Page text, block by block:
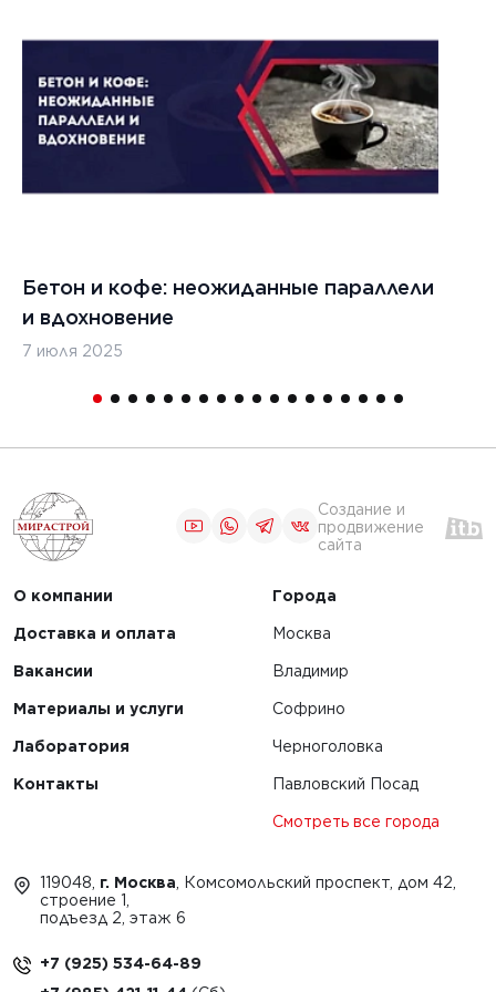
Бетон и кофе: неожиданные параллели
и вдохновение
7 июля 2025
Создание и
продвижение
сайта
О компании
Доставка и оплата
Вакансии
Материалы и услуги
Лаборатория
Контакты
Города
Москва
Владимир
Софрино
Черноголовка
Павловский Посад
Смотреть все города
119048, г. Москва , Комсомольский проспект, дом 42,
строение 1,
подъезд 2, этаж 6
+7 (925) 534-64-89